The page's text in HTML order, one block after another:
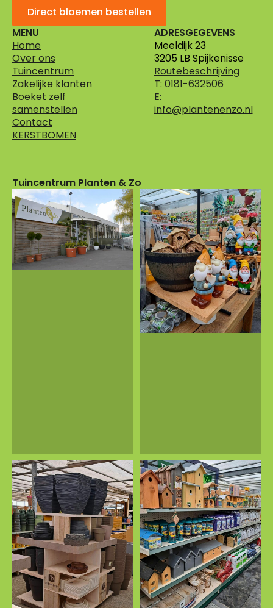
Direct bloemen bestellen
MENU
Home
Over ons
Tuincentrum
Zakelijke klanten
Boeket zelf
samenstellen
Contact
KERSTBOMEN
ADRESGEGEVENS
Meeldijk 23
3205 LB Spijkenisse
Routebeschrijving
T: 0181-632506
E:
info@plantenenzo.nl
Tuincentrum Planten & Zo